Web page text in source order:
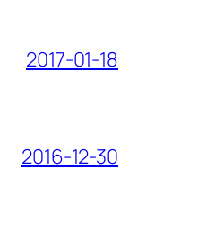
2017-01-18
2016-12-30